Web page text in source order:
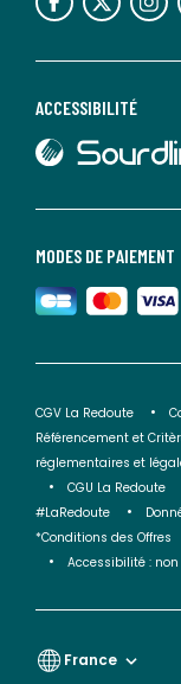
MODES DE PAIEMENT
ACCESSIBILITÉ
lien vers Sourdline
CGV La Redoute
Référencement et
réglementaires et
CGU La Redoute
#LaRedoute
*Conditions des Offres
Accessibilité :
France